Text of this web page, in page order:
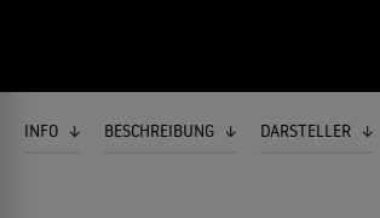
INFO BESCHREIBUNG DARSTELLER